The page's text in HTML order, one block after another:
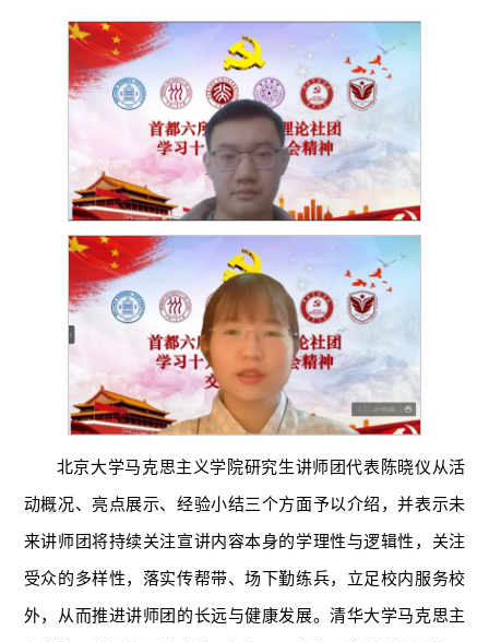
北京大学马克思主义学院研究生讲师团代表陈晓仪从活
动概况、亮点展示、经验小结三个方面予以介绍，并表示未
来讲师团将持续关注宣讲内容本身的学理性与逻辑性，关注
受众的多样性，落实传帮带、场下勤练兵，立足校内服务校
外，从而推进讲师团的长远与健康发展。清华大学马克思主